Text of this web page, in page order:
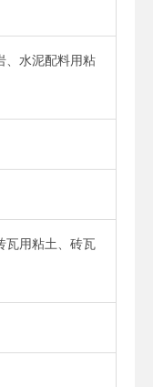
、水泥配料用粘
瓦用粘土、砖瓦